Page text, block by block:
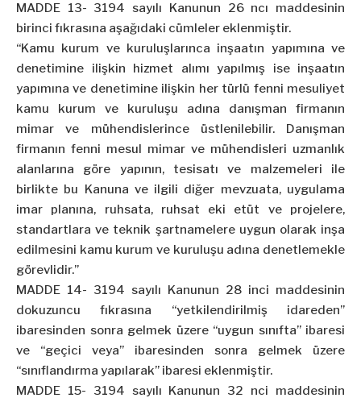
MADDE 13- 3194 sayılı Kanunun 26 ncı maddesinin
birinci fıkrasına aşağıdaki cümleler eklenmiştir.
“Kamu kurum ve kuruluşlarınca inşaatın yapımına ve
denetimine ilişkin hizmet alımı yapılmış ise inşaatın
yapımına ve denetimine ilişkin her türlü fenni mesuliyet
kamu kurum ve kuruluşu adına danışman firmanın
mimar ve mühendislerince üstlenilebilir. Danışman
firmanın fenni mesul mimar ve mühendisleri uzmanlık
alanlarına göre yapının, tesisatı ve malzemeleri ile
birlikte bu Kanuna ve ilgili diğer mevzuata, uygulama
imar planına, ruhsata, ruhsat eki etüt ve projelere,
standartlara ve teknik şartnamelere uygun olarak inşa
edilmesini kamu kurum ve kuruluşu adına denetlemekle
görevlidir.”
MADDE 14- 3194 sayılı Kanunun 28 inci maddesinin
dokuzuncu fıkrasına “yetkilendirilmiş idareden”
ibaresinden sonra gelmek üzere “uygun sınıfta” ibaresi
ve “geçici veya” ibaresinden sonra gelmek üzere
“sınıflandırma yapılarak” ibaresi eklenmiştir.
MADDE 15- 3194 sayılı Kanunun 32 nci maddesinin